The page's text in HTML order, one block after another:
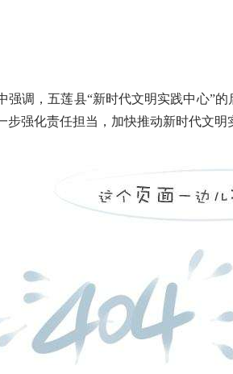
调，五莲县“新时代文明实践中心”的
步强化责任担当，加快推动新时代文